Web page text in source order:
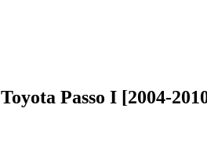
Toyota Passo I [2004-